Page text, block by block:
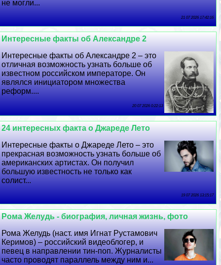
не могли...
21 07 2026 17:42:16
Интересные факты об Александре 2
Интересные факты об Александре 2 – это
отличная возможность узнать больше об
известном российском императоре. Он
являлся инициатором множества
реформ....
20 07 2026 0:22:13
24 интересных факта о Джареде Лето
Интересные факты о Джареде Лето – это
прекрасная возможность узнать больше об
американских артистах. Он получил
большую известность не только как
солист...
19 07 2026 13:15:17
Рома Желудь - биография, личная жизнь, фото
Рома Желудь (наст. имя Игнат Рустамович
Керимов) – российский видеоблогер, и
певец в направлении тин-поп. Журналисты
часто проводят параллель между ним и...